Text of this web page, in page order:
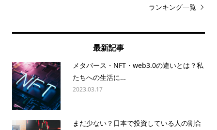
ランキング一覧
最新記事
メタバース・NFT・web3.0の違いとは？私
たちへの生活に...
2023.03.17
まだ少ない？日本で投資している人の割合